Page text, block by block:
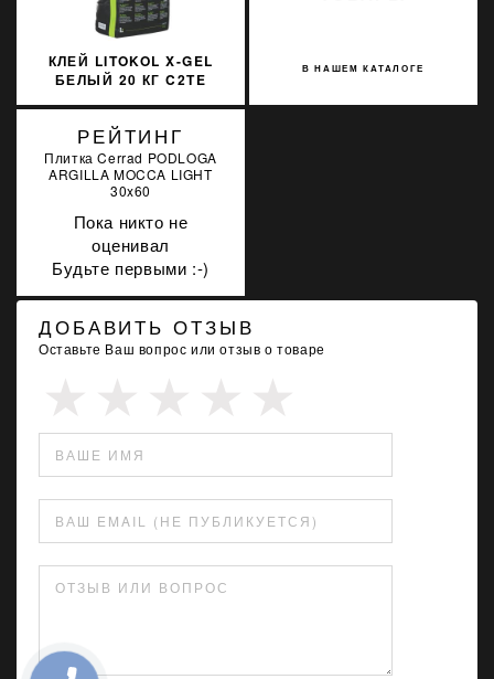
КЛЕЙ LITOKOL X-GEL
БЕЛЫЙ 20 КГ C2TE
В НАШЕМ КАТАЛОГЕ
РЕЙТИНГ
Плитка Cerrad PODLOGA
ARGILLA MOCCA LIGHT
30x60
Пока никто не
оценивал
Будьте первыми :-)
ДОБАВИТЬ ОТЗЫВ
Оставьте Ваш вопрос или отзыв о товаре
ВАШЕ ИМЯ
ВАШ EMAIL (НЕ ПУБЛИКУЕТСЯ)
ОТЗЫВ ИЛИ ВОПРОС